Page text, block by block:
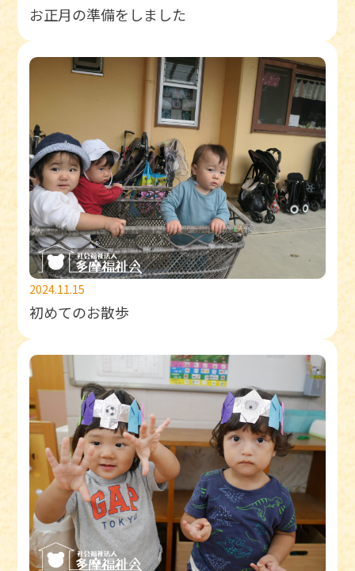
お正月の準備をしました
2024.11.15
初めてのお散歩